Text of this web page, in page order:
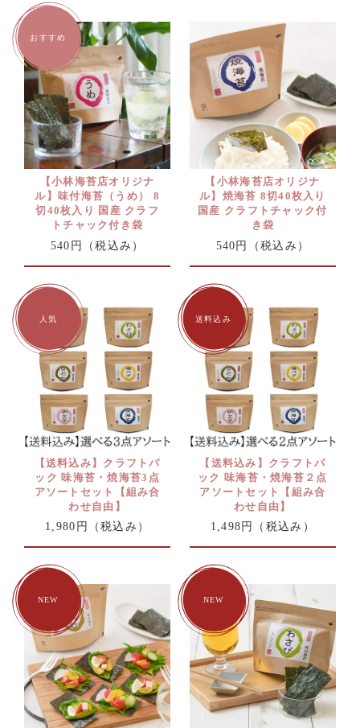
【小林海苔店オリジナ
ル】味付海苔（うめ） 8
切40枚入り 国産 クラフ
トチャック付き袋
540円
（税込み）
【小林海苔店オリジナ
ル】焼海苔 8切40枚入り
国産 クラフトチャック付
き袋
540円
（税込み）
【送料込み】クラフトパ
ック 味海苔・焼海苔3点
アソートセット【組み合
わせ自由】
1,980円
（税込み）
【送料込み】クラフトパ
ック 味海苔・焼海苔２点
アソートセット【組み合
わせ自由】
1,498円
（税込み）